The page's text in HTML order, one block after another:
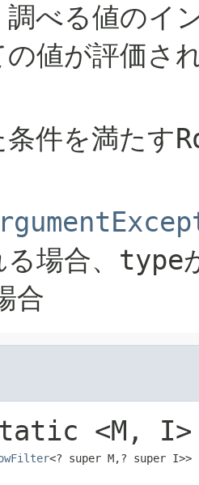
調べる値のイ
値が評価さ
件を満たす
場合、 type
合
<M,​ I>
<? super M,​? super